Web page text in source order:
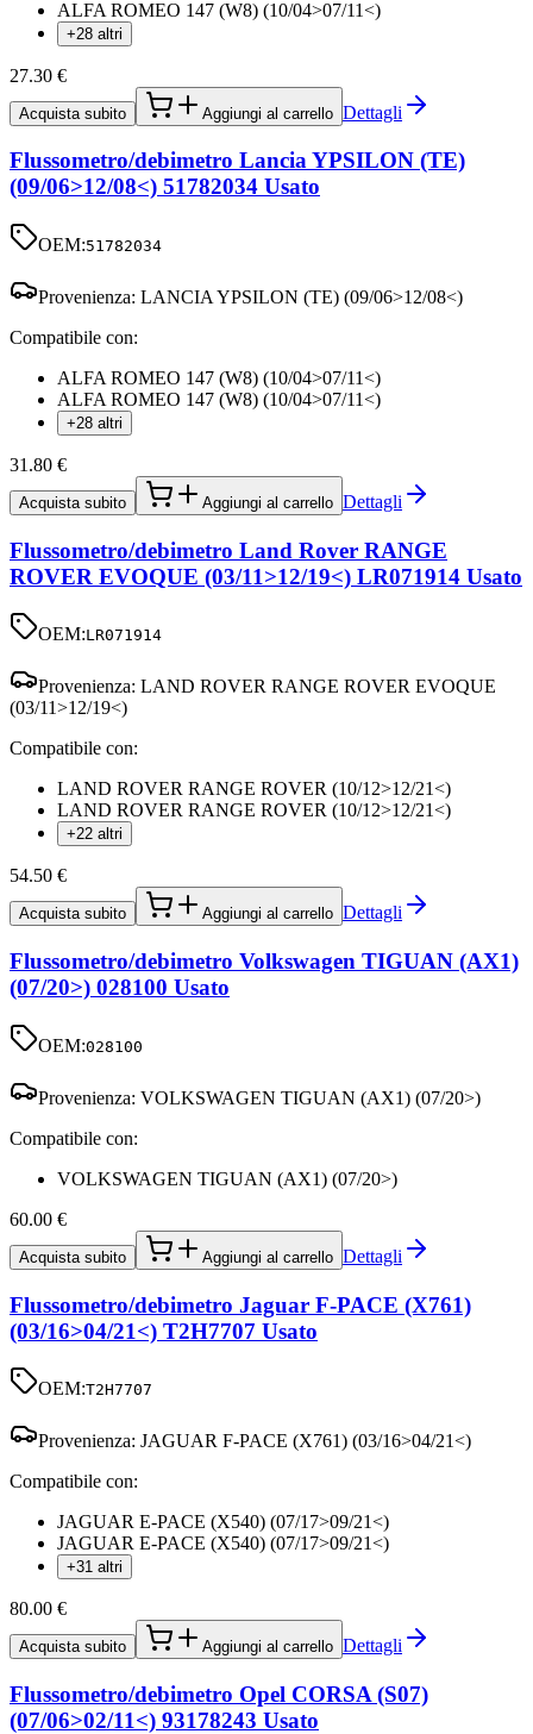
ALFA ROMEO 147 (W8) (10/04>07/11<)
+28 altri
27.30 €
Acquista subito Aggiungi al carrello Dettagli
Flussometro/debimetro Lancia YPSILON (TE)
(09/06>12/08<) 51782034 Usato
OEM:51782034
Provenienza: LANCIA YPSILON (TE) (09/06>12/08<)
Compatibile con:
ALFA ROMEO 147 (W8) (10/04>07/11<)
ALFA ROMEO 147 (W8) (10/04>07/11<)
+28 altri
31.80 €
Acquista subito Aggiungi al carrello Dettagli
Flussometro/debimetro Land Rover RANGE
ROVER EVOQUE (03/11>12/19<) LR071914 Usato
OEM:LR071914
Provenienza: LAND ROVER RANGE ROVER EVOQUE
(03/11>12/19<)
Compatibile con:
LAND ROVER RANGE ROVER (10/12>12/21<)
LAND ROVER RANGE ROVER (10/12>12/21<)
+22 altri
54.50 €
Acquista subito Aggiungi al carrello Dettagli
Flussometro/debimetro Volkswagen TIGUAN (AX1)
(07/20>) 028100 Usato
OEM:028100
Provenienza: VOLKSWAGEN TIGUAN (AX1) (07/20>)
Compatibile con:
VOLKSWAGEN TIGUAN (AX1) (07/20>)
60.00 €
Acquista subito Aggiungi al carrello Dettagli
Flussometro/debimetro Jaguar F-PACE (X761)
(03/16>04/21<) T2H7707 Usato
OEM:T2H7707
Provenienza: JAGUAR F-PACE (X761) (03/16>04/21<)
Compatibile con:
JAGUAR E-PACE (X540) (07/17>09/21<)
JAGUAR E-PACE (X540) (07/17>09/21<)
+31 altri
80.00 €
Acquista subito Aggiungi al carrello Dettagli
Flussometro/debimetro Opel CORSA (S07)
(07/06>02/11<) 93178243 Usato